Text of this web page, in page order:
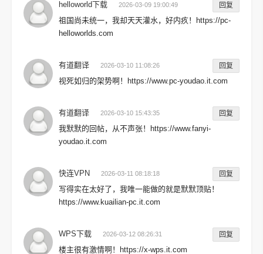
helloworld下载 2026-03-09 19:00:49 回复
祖国尚未统一，我却天天灌水，好内疚！https://pc-
helloworlds.com
有道翻译 2026-03-10 11:08:26 回复
视死如归的架势啊！https://www.pc-youdao.it.com
有道翻译 2026-03-10 15:43:35 回复
我默默的回帖，从不声张！https://www.fanyi-
youdao.it.com
快连VPN 2026-03-11 08:18:18 回复
写得实在太好了，我唯一能做的就是默默顶贴！
https://www.kuailian-pc.it.com
WPS下载 2026-03-12 08:26:31 回复
楼主很有激情啊！https://x-wps.it.com